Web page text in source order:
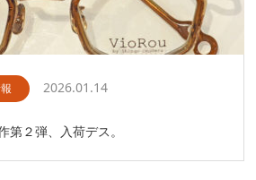
2026.01.14
第２弾、入荷デス。